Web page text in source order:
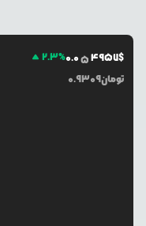
2.3%0.054957$
0.9309تومان